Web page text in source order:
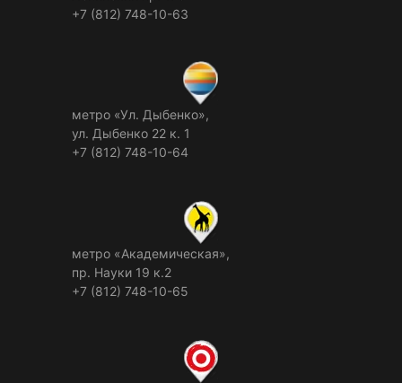
+7 (812) 748-10-63
метро «Ул. Дыбенко»,
ул. Дыбенко 22 к. 1
+7 (812) 748-10-64
метро «Академическая»,
пр. Науки 19 к.2
+7 (812) 748-10-65